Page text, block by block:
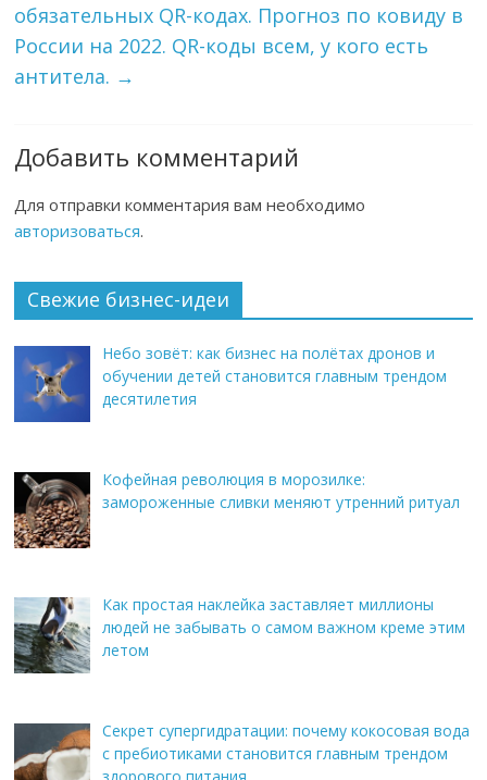
обязательных QR-кодах. Прогноз по ковиду в
России на 2022. QR-коды всем, у кого есть
антитела. →
Добавить комментарий
Для отправки комментария вам необходимо
авторизоваться.
Свежие бизнес-идеи
Небо зовёт: как бизнес на полётах дронов и
обучении детей становится главным трендом
десятилетия
Кофейная революция в морозилке:
замороженные сливки меняют утренний ритуал
Как простая наклейка заставляет миллионы
людей не забывать о самом важном креме этим
летом
Секрет супергидратации: почему кокосовая вода
с пребиотиками становится главным трендом